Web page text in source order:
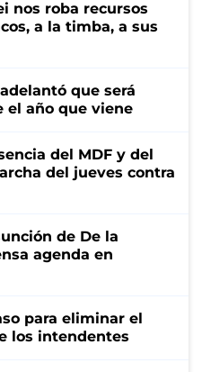
nos roba recursos
a la timba, a sus
que será
el año que viene
del MDF y del
del jueves contra
de De la
agenda en
para eliminar el
los intendentes